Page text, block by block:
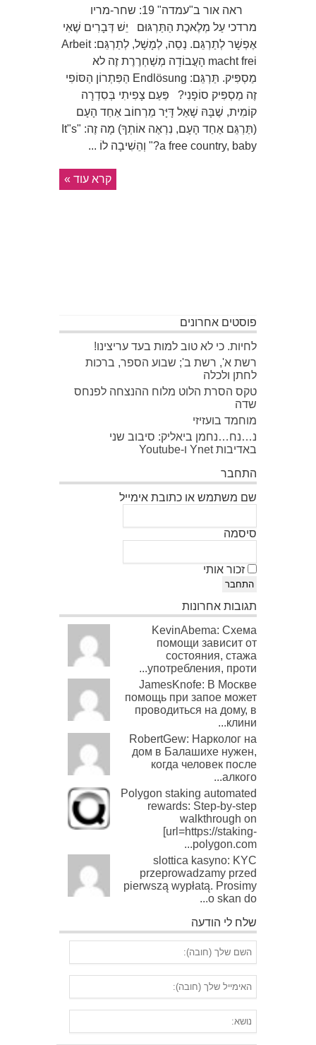
ראה אור ב"עמדה" 19: שחר-מריו
מרדכי עַל מְלֶאכֶת הַתַּרְגּוּם יֵשׁ דְּבָרִים שֶׁאִי
אֶפְשָׁר לְתַרְגֵּם. נַסֵה, לְמָשָׁל, לְתַרְגֵּם: Arbeit
macht frei הָעֲבוֹדָה מְשַׁחְרֶרֶת זֶה לא
מַסְפִּיק. תַּרְגֵּם: Endlösung הַפִּתְרוֹן הַסּוֹפִי
זֶה מַסְפִּיק סוֹפָנִי? פַּעַם צָפִיתִי בְּסִדְרָה
קוֹמִית, שֶׁבָּהּ שָׁאַל דָּיָּר מֵרְחוֹב אַחַד הָעָם
(תַּרְגֵּם אַחַד הָעָם, נִרְאֶה אוֹתְךָ) מָה זֶה: "It"s
a free country, baby?" וְהֵשִׁיבָה לוֹ ...
קרא עוד »
פוסטים אחרונים
לחיות. כי לא טוב למות בעד עריצינו!
רשת א', רשת ב'; שבוע הספר, ברכות
לחתן ולכלה
טקס הסרת הלוט מלוח ההנצחה לפנחס
שדה
מוחמד בועזיזי
נ…נח…נחמן ביאליק: סיבוב שני
באדיבות Ynet ו-Youtube
התחבר
שם משתמש או כתובת אימייל
סיסמה
זכור אותי
התחבר
תגובות אחרונות
KevinAbema: Схема
помощи зависит от
состояния, стажа
употребления, проти...
JamesKnofe: В Москве
помощь при запое может
проводиться на дому, в
клини...
RobertGew: Нарколог на
дом в Балашихе нужен,
когда человек после
алкого...
Polygon staking automated
rewards: Step-by-step
walkthrough on
[url=https://staking-
polygon.com...
slottica kasyno: KYC
przeprowadzamy przed
pierwszą wypłatą. Prosimy
o skan do...
שלח לי הודעה